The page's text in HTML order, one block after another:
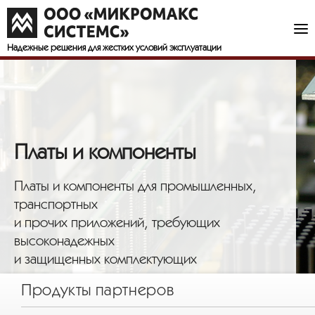
Надежные решения для жестких условий эксплуатации
Платы и компоненты
Платы и компоненты для промышленных,
транспортных
и прочих приложений, требующих
высоконадежных
и защищенных комплектующих
Продукты партнеров